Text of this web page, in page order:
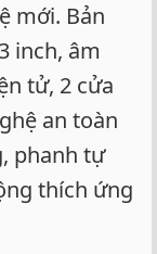
mới. Bản
inch, âm
tử, 2 cửa
an toàn
phanh tự
thích ứng